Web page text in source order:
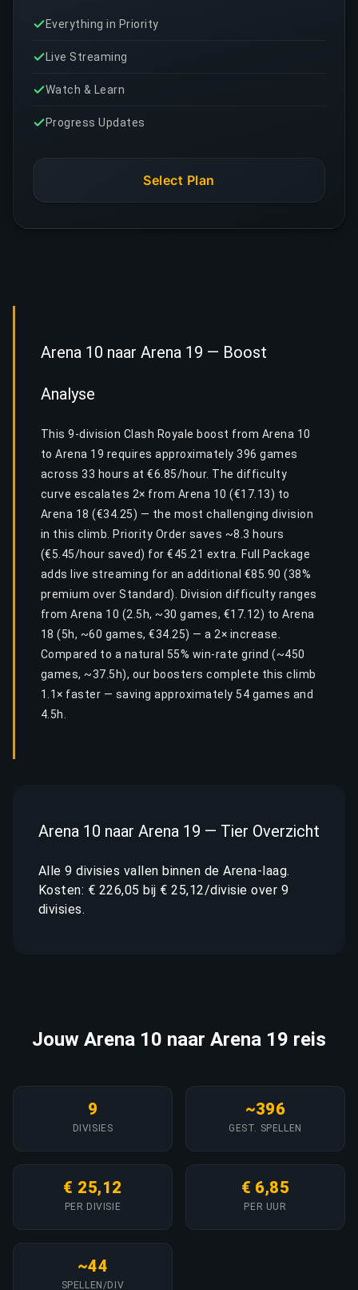
Everything in Priority
Live Streaming
Watch & Learn
Progress Updates
Select Plan
Arena 10 naar Arena 19 — Boost
Analyse
This 9-division Clash Royale boost from Arena 10
to Arena 19 requires approximately 396 games
across 33 hours at €6.85/hour. The difficulty
curve escalates 2× from Arena 10 (€17.13) to
Arena 18 (€34.25) — the most challenging division
in this climb. Priority Order saves ~8.3 hours
(€5.45/hour saved) for €45.21 extra. Full Package
adds live streaming for an additional €85.90 (38%
premium over Standard). Division difficulty ranges
from Arena 10 (2.5h, ~30 games, €17.12) to Arena
18 (5h, ~60 games, €34.25) — a 2× increase.
Compared to a natural 55% win-rate grind (~450
games, ~37.5h), our boosters complete this climb
1.1× faster — saving approximately 54 games and
4.5h.
Arena 10 naar Arena 19 — Tier Overzicht
Alle 9 divisies vallen binnen de Arena-laag.
Kosten: € 226,05 bij € 25,12/divisie over 9
divisies.
Jouw Arena 10 naar Arena 19 reis
9
DIVISIES
~396
GEST. SPELLEN
€ 25,12
PER DIVISIE
€ 6,85
PER UUR
~44
SPELLEN/DIV